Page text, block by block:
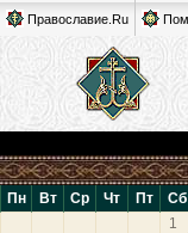
Православие.Ru
Пн Вт Ср Чт Пт Сб
1